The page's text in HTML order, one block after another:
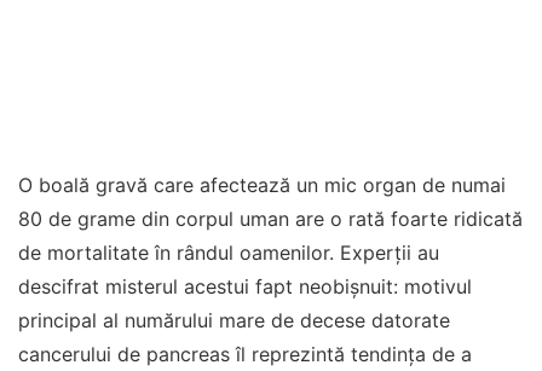
O boală gravă care afectează un mic organ de numai
80 de grame din corpul uman are o rată foarte ridicată
de mortalitate în rândul oamenilor. Experții au
descifrat misterul acestui fapt neobișnuit: motivul
principal al numărului mare de decese datorate
cancerului de pancreas îl reprezintă tendința de a